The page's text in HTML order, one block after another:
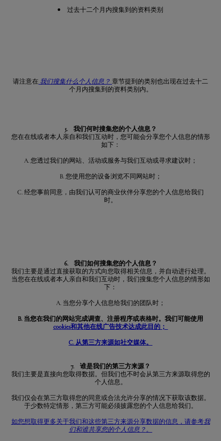
过去十二个月内搜集到的资料类别
请注意在 我们搜集什么个人信息？ 章节提到的类别也出现在过去十二
个月内搜集到的资料类别内。
5. 我们何时搜集您的个人信息？
您在在线或者本人亲自和我们互动时，您可能会分享您个人信息的情形
如下：
A. 您透过我们的网站、活动或服务与我们互动或寻求建议时；
B. 您使用您的设备浏览不同网站时；
C. 经您事前同意，由我们认可的商业伙伴分享您的个人信息给我们
时。
6. 我们如何搜集您的个人信息？
我们主要是通过直接获取的方式向您取得相关信息，并自动进行处理。
当您在在线或者本人亲自和我们互动时，我们搜集您个人信息的情形如
下：
A. 当您分享个人信息给我们的团队时；
B. 当您在我们的网站完成调查、注册程序或表格时。我们可能使用
cookies和其他在线广告技术达成此目的；
C. 从第三方来源如社交媒体。
7. 谁是我们的第三方来源？
我们主要是直接向您取得数据。但我们也不时会从第三方来源取得您的
个人信息。
我们仅会在第三方取得您的同意或合法允许分享的情况下获取该数据。
于少数特定情形，第三方可能必须披露您的个人信息给我们。
如您想取得更多关于我们和这些第三方来源分享数据的信息，请参考我
们和谁共享您的个人信息？ 。